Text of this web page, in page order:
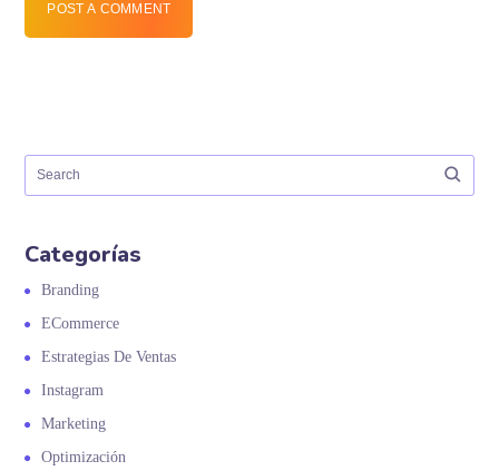
POST A COMMENT
Categorías
Branding
ECommerce
Estrategias De Ventas
Instagram
Marketing
Optimización